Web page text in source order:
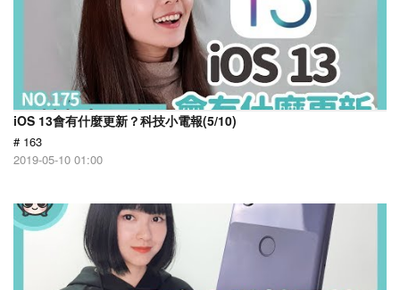
iOS 13會有什麼更新？科技小電報(5/10)
# 163
2019-05-10 01:00